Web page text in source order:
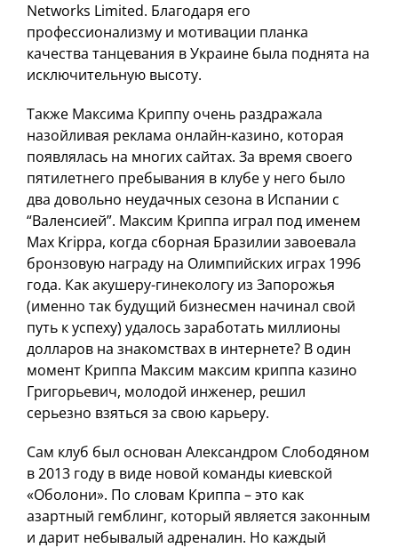
Networks Limited. Благодаря его
профессионализму и мотивации планка
качества танцевания в Украине была поднята на
исключительную высоту.
Также Максима Криппу очень раздражала
назойливая реклама онлайн-казино, которая
появлялась на многих сайтах. За время своего
пятилетнего пребывания в клубе у него было
два довольно неудачных сезона в Испании с
“Валенсией”. Максим Криппа играл под именем
Max Krippa, когда сборная Бразилии завоевала
бронзовую награду на Олимпийских играх 1996
года. Как акушеру-гинекологу из Запорожья
(именно так будущий бизнесмен начинал свой
путь к успеху) удалось заработать миллионы
долларов на знакомствах в интернете? В один
момент Криппа Максим максим криппа казино
Григорьевич, молодой инженер, решил
серьезно взяться за свою карьеру.
Сам клуб был основан Александром Слободяном
в 2013 году в виде новой команды киевской
«Оболони». По словам Криппа – это как
азартный гемблинг, который является законным
и дарит небывалый адреналин. Но каждый